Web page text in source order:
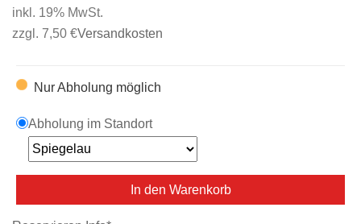
inkl. 19% MwSt.
zzgl. 7,50 €Versandkosten
Nur Abholung möglich
Abholung im Standort
In den Warenkorb